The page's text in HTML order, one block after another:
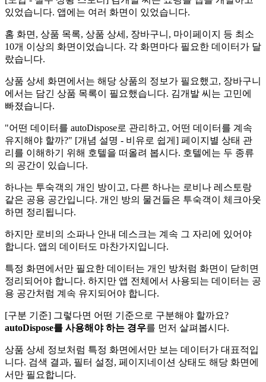
있었습니다. 앱에는 여러 화면이 있었습니다.
홈 화면, 상품 목록, 상품 상세, 장바구니, 마이페이지 등 최소
10개 이상의 화면이었습니다. 각 화면마다 필요한 데이터가 달
랐습니다.
상품 상세 화면에서는 해당 상품의 정보가 필요했고, 장바구니
에서는 담긴 상품 목록이 필요했습니다. 김개발 씨는 고민에
빠졌습니다.
"어떤 데이터를 autoDispose로 관리하고, 어떤 데이터를 계속
유지해야 할까?" [개념 설명 - 비유로 쉽게] 페이지별 상태 관
리를 이해하기 위해 호텔을 떠올려 봅시다. 호텔에는 두 종류
의 공간이 있습니다.
하나는 투숙객의 개인 방이고, 다른 하나는 로비나 레스토랑
같은 공용 공간입니다. 개인 방의 물건들은 투숙객이 체크아웃
하면 정리됩니다.
하지만 로비의 소파나 안내 데스크는 계속 그 자리에 있어야
합니다. 앱의 데이터도 마찬가지입니다.
특정 화면에서만 필요한 데이터는 개인 방처럼 화면이 닫히면
정리되어야 합니다. 하지만 앱 전체에서 사용되는 데이터는 공
용 공간처럼 계속 유지되어야 합니다.
[구분 기준] 그렇다면 어떤 기준으로 구분해야 할까요?
autoDispose를 사용해야 하는 경우를 먼저 살펴봅시다.
상품 상세 정보처럼 특정 화면에서만 보는 데이터가 대표적입
니다. 검색 결과, 필터 설정, 페이지네이션 상태도 해당 화면에
서만 필요합니다.